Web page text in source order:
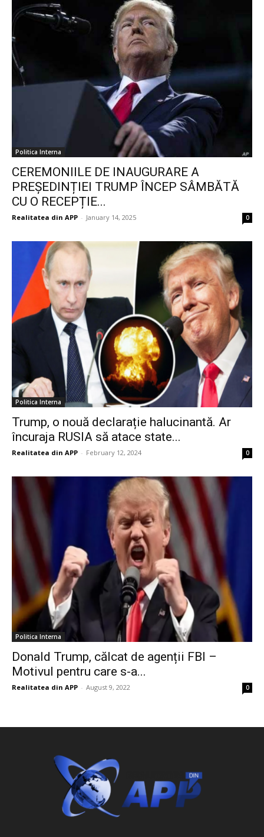
Politica Interna
CEREMONIILE DE INAUGURARE A
PREȘEDINȚIEI TRUMP ÎNCEP SÂMBĂTĂ
CU O RECEPȚIE...
Realitatea din APP - January 14, 2025 0
Politica Interna
Trump, o nouă declarație halucinantă. Ar
încuraja RUSIA să atace state...
Realitatea din APP - February 12, 2024 0
Politica Interna
Donald Trump, călcat de agenții FBI –
Motivul pentru care s-a...
Realitatea din APP - August 9, 2022 0